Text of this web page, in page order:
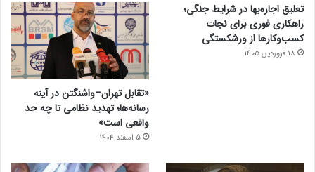
تعلیق اجاره‌بها در شرایط جنگی؛
راهکاری فوری برای نجات
کسب‌وکارها از ورشکستگی
18 فروردین 1405
«تقابل تهران–واشنگتن در آینه
رسانه‌ها؛ تهدید نظامی تا چه حد
واقعی است»
5 اسفند 1404